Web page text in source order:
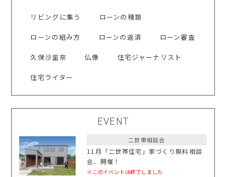
リビングに集う ローンの種類
ローンの組み方 ローンの返済 ローン審査
久保沙里奈 仏像 住宅ジャーナリスト
住宅ライター
EVENT
二世帯相談会
11月「二世帯住宅」家づくり無料相談
会、開催！
※このイベントは終了しました